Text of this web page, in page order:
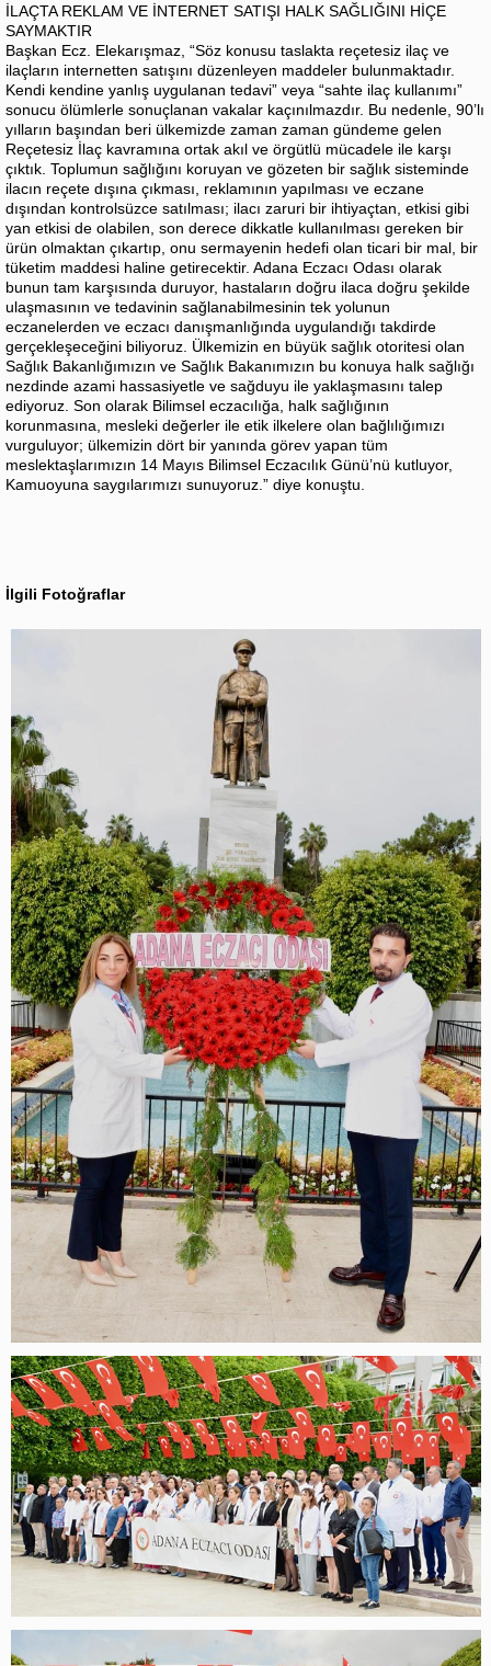
İLAÇTA REKLAM VE İNTERNET SATIŞI HALK SAĞLIĞINI HİÇE
SAYMAKTIR
Başkan Ecz. Elekarışmaz, “Söz konusu taslakta reçetesiz ilaç ve
ilaçların internetten satışını düzenleyen maddeler bulunmaktadır.
Kendi kendine yanlış uygulanan tedavi” veya “sahte ilaç kullanımı”
sonucu ölümlerle sonuçlanan vakalar kaçınılmazdır. Bu nedenle, 90’lı
yılların başından beri ülkemizde zaman zaman gündeme gelen
Reçetesiz İlaç kavramına ortak akıl ve örgütlü mücadele ile karşı
çıktık. Toplumun sağlığını koruyan ve gözeten bir sağlık sisteminde
ilacın reçete dışına çıkması, reklamının yapılması ve eczane
dışından kontrolsüzce satılması; ilacı zaruri bir ihtiyaçtan, etkisi gibi
yan etkisi de olabilen, son derece dikkatle kullanılması gereken bir
ürün olmaktan çıkartıp, onu sermayenin hedefi olan ticari bir mal, bir
tüketim maddesi haline getirecektir. Adana Eczacı Odası olarak
bunun tam karşısında duruyor, hastaların doğru ilaca doğru şekilde
ulaşmasının ve tedavinin sağlanabilmesinin tek yolunun
eczanelerden ve eczacı danışmanlığında uygulandığı takdirde
gerçekleşeceğini biliyoruz. Ülkemizin en büyük sağlık otoritesi olan
Sağlık Bakanlığımızın ve Sağlık Bakanımızın bu konuya halk sağlığı
nezdinde azami hassasiyetle ve sağduyu ile yaklaşmasını talep
ediyoruz. Son olarak Bilimsel eczacılığa, halk sağlığının
korunmasına, mesleki değerler ile etik ilkelere olan bağlılığımızı
vurguluyor; ülkemizin dört bir yanında görev yapan tüm
meslektaşlarımızın 14 Mayıs Bilimsel Eczacılık Günü’nü kutluyor,
Kamuoyuna saygılarımızı sunuyoruz.” diye konuştu.
İlgili Fotoğraflar